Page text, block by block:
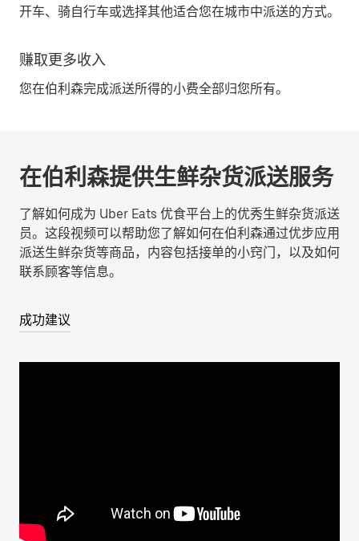
开车、骑自行车或选择其他适合您在城市中派送的方式。
赚取更多收入
您在伯利森完成派送所得的小费全部归您所有。
在伯利森提供生鲜杂货派送服务
了解如何成为 Uber Eats 优食平台上的优秀生鲜杂货派送
员。这段视频可以帮助您了解如何在伯利森通过优步应用
派送生鲜杂货等商品，内容包括接单的小窍门，以及如何
联系顾客等信息。
成功建议